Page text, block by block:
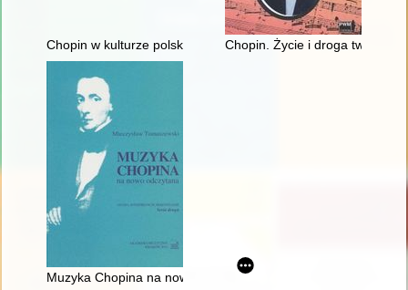
Chopin w kulturze polskiej Chopin. Życie i droga twórcza
Muzyka Chopina na nowo odczytana